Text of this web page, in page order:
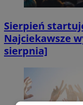
Sierpień
Najciekawsze
sierpnia]